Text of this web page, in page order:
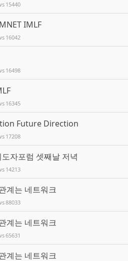
15440
IMLF
16042
16498
16345
Future Direction
17208
자포럼 셋째날 저녁
14213
계는 네트워크
88033
계는 네트워크
65631
계는 네트워크